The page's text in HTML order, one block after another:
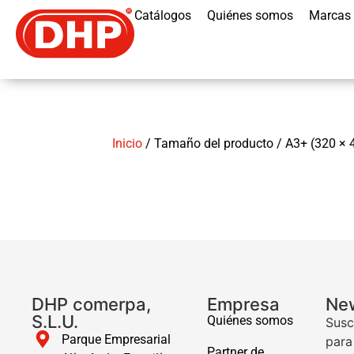
Catálogos Quiénes somos Marcas
Inicio / Tamaño del producto / A3+ (320 ×
DHP comerpa,
S.L.U.
Parque Empresarial
Empresa
Quiénes somos